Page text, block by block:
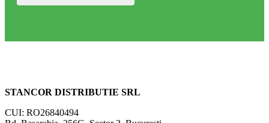
STANCOR DISTRIBUTIE SRL
CUI: RO26840494